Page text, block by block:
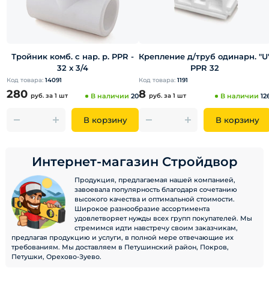
Тройник комб. с нар. р. PPR -
32 x 3/4
Код товара: 14091
280 руб. за 1 шт В наличии 20
В корзину
Крепление д/труб одинарн.
PPR 32
Код товара: 1191
8 руб. за 1 шт В наличии
В корзину
Интернет-магазин Стройдвор
Продукция, предлагаемая нашей компанией,
завоевала популярность благодаря сочетанию
высокого качества и оптимальной стоимости.
Широкое разнообразие ассортимента
удовлетворяет нужды всех групп покупателей. Мы
стремимся идти навстречу своим заказчикам,
предлагая продукцию и услуги, в полной мере отвечающие их
требованиям. Мы доставляем в Петушинский район, Покров,
Петушки, Орехово-Зуево.